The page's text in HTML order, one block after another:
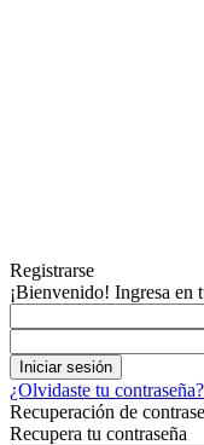
Registrarse
¡Bienvenido! Ingresa en
¿Olvidaste tu
Recuperación de
Recupera tu contraseña